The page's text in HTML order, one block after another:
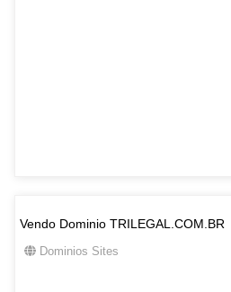
Vendo Dominio TRILEGAL.COM.BR
Dominios Sites